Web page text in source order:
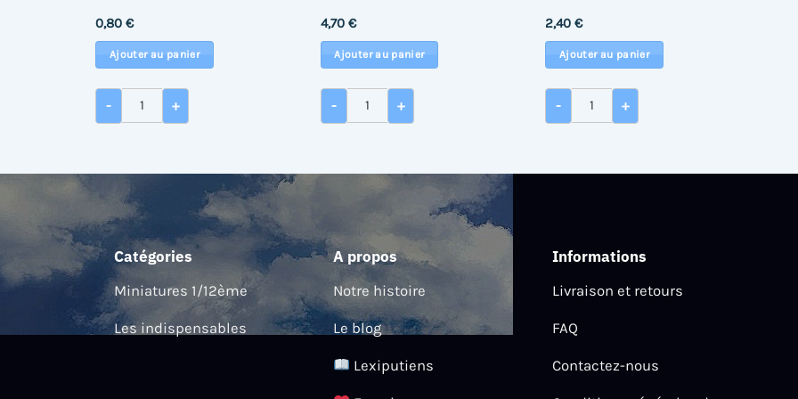
0,80€
Ajouter au panier
-
quantité de Miroir double face Ø 5 cm
+
4,70 €
Ajouter au panier
-
quantité de Porte serviettes
+
2,40€
Ajouter au panier
-
quantité de Robinet simple
+
Catégories
Miniatures 1/12ème
Les indispensables
A propos
Notre histoire
Le blog
Lexiputiens
Informations
Livraison et retours
FAQ
Contactez-nous